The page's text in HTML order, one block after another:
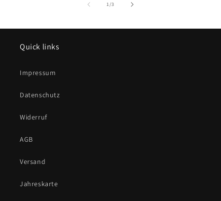
1/von
3
Quick links
Impressum
Datenschutz
Widerruf
AGB
Versand
Jahreskarte